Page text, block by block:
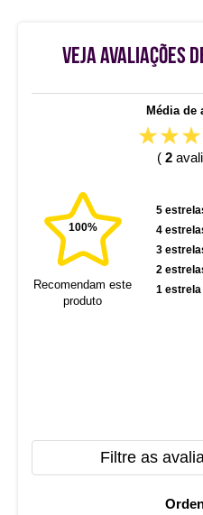
VEJA AVALIAÇÕES
Média de
( 2
100%
Recomendam este
produto
5
4
3
2
1 estrela
Filtre as